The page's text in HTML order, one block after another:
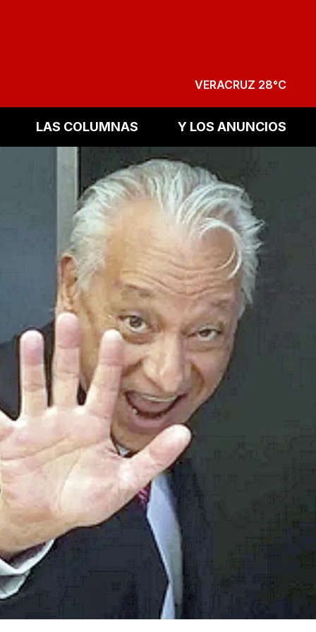
VERACRUZ 28°C
LAS COLUMNAS Y LOS ANUNCIOS